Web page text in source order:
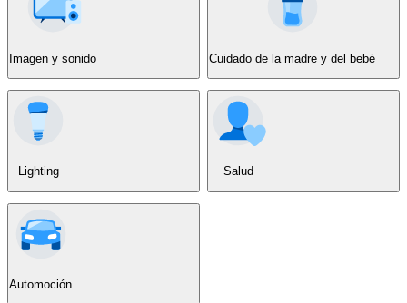
Imagen y sonido Cuidado de la madre y del bebé
Lighting Salud
Automoción